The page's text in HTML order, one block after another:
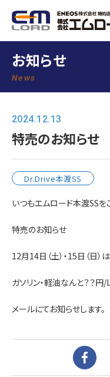
お知らせ
News
2024.12.13
特売のお知ら
Dr.Drive本渡SS
いつもエムロード本渡SSを
特売のお知らせ
12月14日（土）・15日（日）
ガソリン・軽油なんと？？円/
メールにてお知らせします。